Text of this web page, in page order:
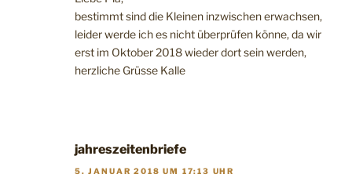
bestimmt sind die Kleinen inzwischen erwachsen,
leider werde ich es nicht überprüfen könne, da wir
erst im Oktober 2018 wieder dort sein werden,
herzliche Grüsse Kalle
jahreszeitenbriefe
5. JANUAR 2018 UM 17:13 UHR